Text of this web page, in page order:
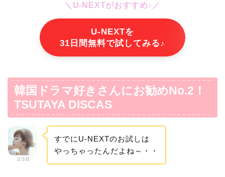
＼U-NEXTがおすすめ♪／
U-NEXTを
31日間無料で試してみる♪
韓国ドラマ好きさんにお勧めNo.2！
TSUTAYA DISCAS
ココロ
すでにU-NEXTのお試しは
やっちゃったんだよね～・・